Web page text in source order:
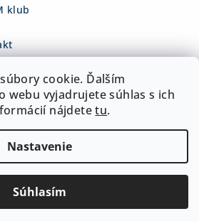
cookie. Ďalším
webu vyjadrujete súhlas s ich
nájdetetu.
Nastavenie
Súhlasím
klub
468 475
adamshop.sk
Vytvoril Shoptet